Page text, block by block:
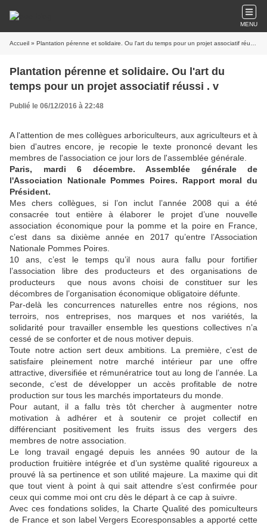
MENU
Accueil » Plantation pérenne et solidaire. Ou l'art du temps pour un projet associatif réussi . v
Plantation pérenne et solidaire. Ou l'art du
temps pour un projet associatif réussi . v
Publié le 06/12/2016 à 22:48
A l'attention de mes collègues arboriculteurs, aux agriculteurs et à
bien d'autres encore, je recopie le texte prononcé devant les
membres de l'association ce jour lors de l'assemblée générale.
Paris, mardi 6 décembre. Assemblée générale de
l'Association Nationale Pommes Poires. Rapport moral du
Président.
Mes chers collègues, si l’on inclut l’année 2008 qui a été
consacrée tout entière à élaborer le projet d’une nouvelle
association économique pour la pomme et la poire en France,
c’est dans sa dixième année en 2017 qu’entre l’Association
Nationale Pommes Poires.
10 ans, c’est le temps qu’il nous aura fallu pour fortifier
l’association libre des producteurs et des organisations de
producteurs que nous avons choisi de constituer sur les
décombres de l’organisation économique obligatoire défunte.
Par-delà les concurrences naturelles entre nos régions, nos
terroirs, nos entreprises, nos marques et nos variétés, la
solidarité pour travailler ensemble les questions collectives n’a
cessé de se conforter et de nous motiver depuis.
Toute notre action sert deux ambitions. La première, c’est de
satisfaire pleinement notre marché intérieur par une offre
attractive, diversifiée et rémunératrice tout au long de l’année. La
seconde, c’est de développer un accès profitable de notre
production sur tous les marchés importateurs du monde.
Pour autant, il a fallu très tôt chercher à augmenter notre
motivation à adhérer et à soutenir ce projet collectif en
différenciant positivement les fruits issus des vergers des
membres de notre association.
Le long travail engagé depuis les années 90 autour de la
production fruitière intégrée et d’un système qualité rigoureux a
prouvé là sa pertinence et son utilité majeure. La maxime qui dit
que tout vient à point à qui sait attendre s’est confirmée pour
ceux qui comme moi ont cru dès le départ à ce cap à suivre.
Avec ces fondations solides, la Charte Qualité des pomiculteurs
de France et son label Vergers Ecoresponsables a apporté cette